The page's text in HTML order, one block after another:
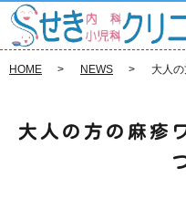
HOME NEWS 大人
大人の方の麻疹